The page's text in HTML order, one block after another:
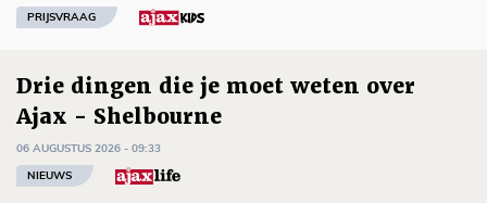
PRIJSVRAAG
Drie dingen die je moet weten over
Ajax - Shelbourne
06 AUGUSTUS 2026 - 09:33
NIEUWS